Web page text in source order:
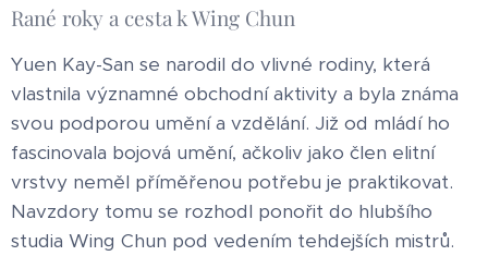
Rané roky a cesta k Wing Chun
Yuen Kay-San se narodil do vlivné rodiny, která
vlastnila významné obchodní aktivity a byla známa
svou podporou umění a vzdělání. Již od mládí ho
fascinovala bojová umění, ačkoliv jako člen elitní
vrstvy neměl příměřenou potřebu je praktikovat.
Navzdory tomu se rozhodl ponořit do hlubšího
studia Wing Chun pod vedením tehdejších mistrů.